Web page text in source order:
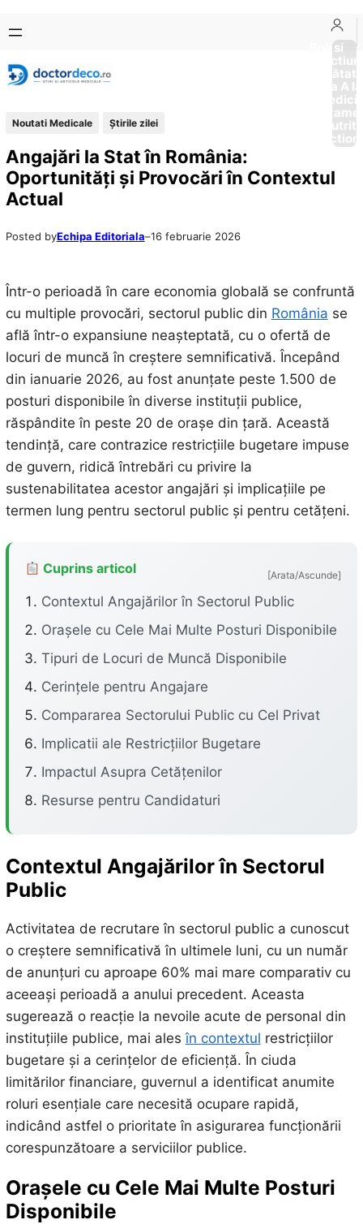
conținut
content
Boli si
Afectiuni
Sănătate
de la A
Noutati Medicale Știrile zilei
Angajări la Stat în România:
Oportunități și Provocări în Contextul
Actual
Posted byEchipa Editoriala–16 februarie 2026
Într-o perioadă în care economia globală se confruntă
cu multiple provocări, sectorul public din România se
află într-o expansiune neașteptată, cu o ofertă de
locuri de muncă în creștere semnificativă. Începând
din ianuarie 2026, au fost anunțate peste 1.500 de
posturi disponibile în diverse instituții publice,
răspândite în peste 20 de orașe din țară. Această
tendință, care contrazice restricțiile bugetare impuse
de guvern, ridică întrebări cu privire la
sustenabilitatea acestor angajări și implicațiile pe
termen lung pentru sectorul public și pentru cetățeni.
Cuprins articol [Arata/Ascunde]
Contextul Angajărilor în Sectorul Public
Orașele cu Cele Mai Multe Posturi Disponibile
Tipuri de Locuri de Muncă Disponibile
Cerințele pentru Angajare
Compararea Sectorului Public cu Cel Privat
Implicatii ale Restricțiilor Bugetare
Impactul Asupra Cetățenilor
Resurse pentru Candidaturi
Contextul Angajărilor în Sectorul
Public
Activitatea de recrutare în sectorul public a cunoscut
o creștere semnificativă în ultimele luni, cu un număr
de anunțuri cu aproape 60% mai mare comparativ cu
aceeași perioadă a anului precedent. Aceasta
sugerează o reacție la nevoile acute de personal din
instituțiile publice, mai alesîn contextul restricțiilor
bugetare și a cerințelor de eficiență. În ciuda
limitărilor financiare, guvernul a identificat anumite
roluri esențiale care necesită ocupare rapidă,
indicând astfel o prioritate în asigurarea funcționării
corespunzătoare a serviciilor publice.
Orașele cu Cele Mai Multe Posturi
Disponibile